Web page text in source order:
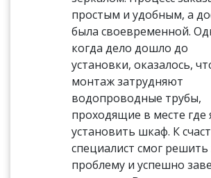
простым и удобным, а
была своевременной.
когда дело дошло до
установки, оказалось,
монтаж затрудняют
водопроводные трубы,
проходящие в месте где
установить шкаф. К
специалист смог решить
проблему и успешно